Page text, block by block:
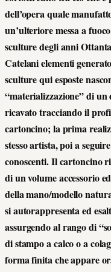
dell’opera quale
un’ulteriore messa a
sculture degli anni
Catelani elementi
sculture qui esposte
“materializzazione” di un
ricavato tracciando il
cartoncino; la prima
stesso artista, poi a
conoscenti. Il cartoncino
di un volume accessorio
della mano/modello
si autorappresenta ed
assurgendo al rango di
di stampo a calco o a
forma finita che appare